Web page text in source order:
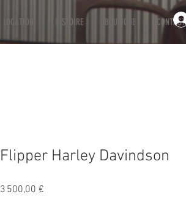
LOCATION HISTOIRE BOUTIQUE CONTACT
Flipper Harley Davindson
3 500,00 €